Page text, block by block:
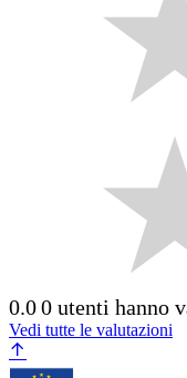
0.00 utenti hanno
Vedi tutte le valutazioni